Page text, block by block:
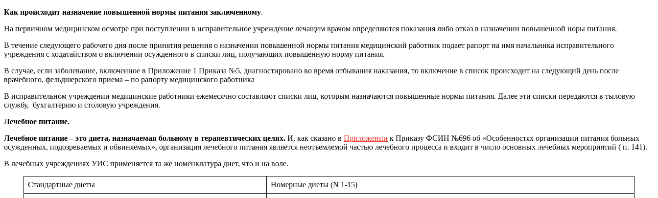
Как происходит назначение повышенной нормы питания заключенному.
На первичном медицинском осмотре при поступлении в исправительное учреждение лечащим врачом определяются показания либо отказ в назначении повышенной норы питания.
В течение следующего рабочего дня после принятия решения о назначении повышенной нормы питания медицинский работник подает рапорт на имя начальника исправительного
учреждения с ходатайством о включении осужденного в списки лиц, получающих повышенную норму питания.
В случае, если заболевание, включенное в Приложение 1 Приказа №5, диагностировано во время отбывания наказания, то включение в список происходит на следующий день после
врачебного, фельдшерского приема – по рапорту медицинского работника
В исправительном учреждении медицинские работники ежемесячно составляют списки лиц, которым назначаются повышенные нормы питания. Далее эти списки передаются в тыловую
службу, бухгалтерию и столовую учреждения.
Лечебное питание.
Лечебное питание – это диета, назначаемая больному в терапевтических целях. И, как сказано в Приложении к Приказу ФСИН №696 об «Особенностях организации питания больных
осужденных, подозреваемых и обвиняемых», организация лечебного питания является неотъемлемой частью лечебного процесса и входит в число основных лечебных мероприятий ( п. 141).
В лечебных учреждениях УИС применяется та же номенклатура диет, что и на воле.
Стандартные диеты Номерные диеты (N 1-15)